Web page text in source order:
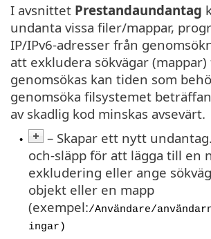
I avsnittet Prestandaundantag
undanta vissa filer/mappar,
IP/IPv6-adresser från
att exkludera sökvägar
genomsökas kan tiden som
genomsöka filsystemet
av skadlig kod minskas avsevärt.
•
– Skapar ett nytt
och-släpp för att lägga till en
exkludering eller ange
objekt eller en mapp
(exempel:/Användare/
ingar)